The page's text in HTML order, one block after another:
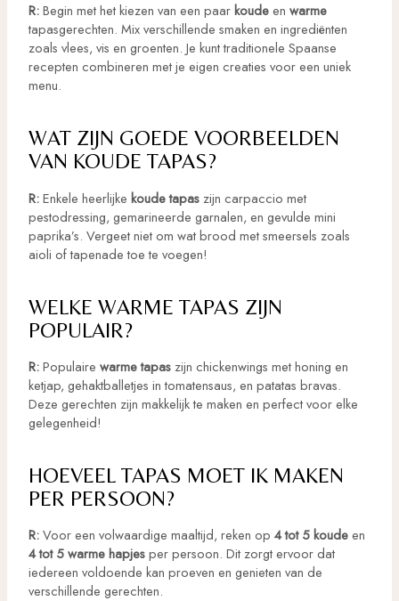
R:Begin met het kiezen van een paarkoudeen warme
tapasgerechten. Mix verschillende smaken en ingrediënten
zoals vlees, vis en groenten. Je kunt traditionele Spaanse
recepten combineren met je eigen creaties voor een uniek
menu.
WAT ZIJN GOEDE VOORBEELDEN
VAN KOUDE TAPAS?
R:Enkele heerlijke koude tapaszijn carpaccio met
pestodressing, gemarineerde garnalen, en gevulde mini
paprika’s. Vergeet niet om wat brood met smeersels zoals
aioli of tapenade toe te voegen!
WELKE WARME TAPAS ZIJN
POPULAIR?
R:Populaire warme tapaszijn chickenwings met honing en
ketjap, gehaktballetjes in tomatensaus, en patatas bravas.
Deze gerechten zijn makkelijk te maken en perfect voor elke
gelegenheid!
HOEVEEL TAPAS MOET IK MAKEN
PER PERSOON?
R:Voor een volwaardige maaltijd, reken op 4 tot 5 koudeen
4 tot 5 warme hapjesper persoon. Dit zorgt ervoor dat
iedereen voldoende kan proeven en genieten van de
verschillende gerechten.